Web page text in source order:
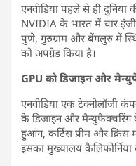
एनवीडिया पहले से ही
NVIDIA के भारत में चार
पुणे, गुरुग्राम और बेंगलुरु में
को अपग्रेड किया है।
GPU को डिजाइन और
एनवीडिया एक टेक्नोलॉजी
के डिजाइन और मैन्युफैक्चरिंग
हुआंग, कर्टिस प्रीम और क्रिस
इसका मुख्यालय कैलिफोर्निया